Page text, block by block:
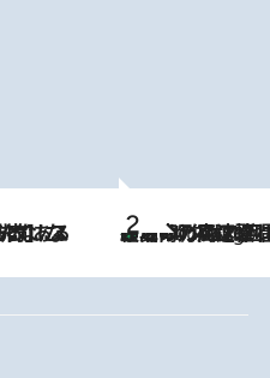
2 Hours Ago
「湘南乃風に憧れて」観客大盛上がりの“タオル回し”に、ラッパー顔負けの高速歌唱まで…さだまさし（74）のアグレッシブすぎる現在地